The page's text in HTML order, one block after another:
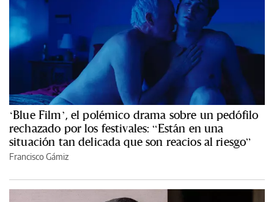
‘Blue Film’, el polémico drama sobre un pedófilo
rechazado por los festivales: “Están en una
situación tan delicada que son reacios al riesgo”
Francisco Gámiz